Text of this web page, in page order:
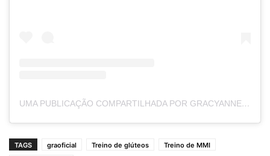
UMA PUBLICAÇÃO COMPARTILHADA POR GRACYANNE BARBOSA
TAGS graoficial Treino de glúteos
Treino de MMI